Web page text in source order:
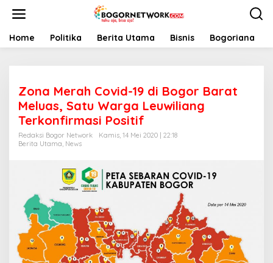
t
Home Politika Berita Utama Bisnis Bogoriana
Zona Merah Covid-19 di Bogor Barat
Meluas, Satu Warga Leuwiliang
Terkonfirmasi Positif
Redaksi Bogor Network
Kamis, 14 Mei 2020 | 22:18
Berita Utama, News